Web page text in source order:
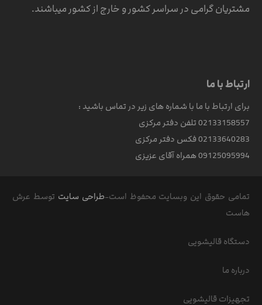
مشتریان گرامی در سراسر کشور و خارج از کشور میباشند.
ارتباط با ما
برای ارتباط با ما با شماره های زیر در تماس باشید :
02133158557 تلفن دفتر مرکزی
02133640283 فکس دفتر مرکزی
09125095994 همراه آقای عزیزی
تمامی حقوق این وبسایت محفوظ است-طراحی سایت توسط عرش
هاست
دستگاه قالیشویی
درباره ما
تجهیزات قالیشویی